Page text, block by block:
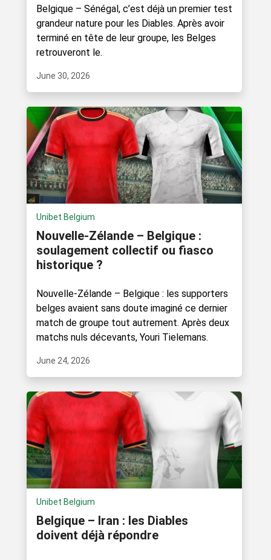
Belgique – Sénégal, c’est déjà un premier test
grandeur nature pour les Diables. Après avoir
terminé en tête de leur groupe, les Belges
retrouveront le.
June 30, 2026
Unibet Belgium
Nouvelle-Zélande – Belgique :
soulagement collectif ou fiasco
historique ?
Nouvelle-Zélande – Belgique : les supporters
belges avaient sans doute imaginé ce dernier
match de groupe tout autrement. Après deux
matchs nuls décevants, Youri Tielemans.
June 24, 2026
Unibet Belgium
Belgique – Iran : les Diables
doivent déjà répondre